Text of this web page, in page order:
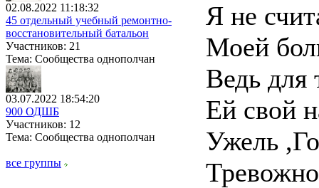
02.08.2022 11:18:32
45 отдельный учебный ремонтно-
восстановительный батальон
Участников: 21
Тема: Сообщества однополчан
03.07.2022 18:54:20
900 ОДШБ
Участников: 12
Тема: Сообщества однополчан
все группы
Я не
Моей
Ведь для
Ей свой
Ужель